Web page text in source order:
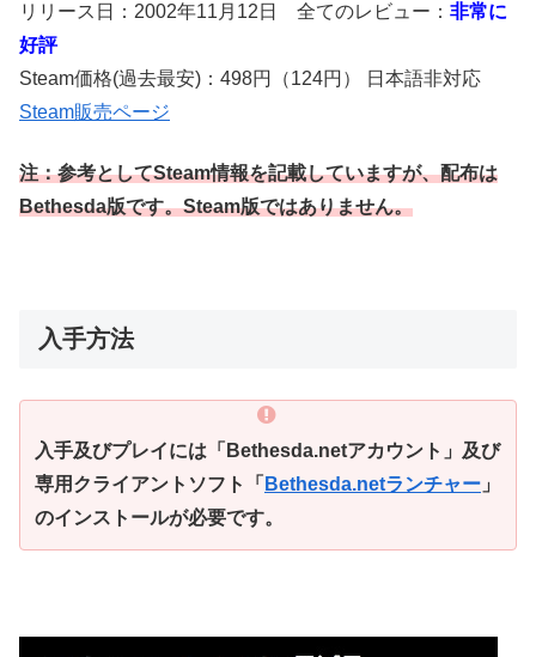
リリース日：2002年11月12日 全てのレビュー： 非常に
好評
Steam価格(過去最安)：498円（124円） 日本語非対応
Steam販売ページ
注：参考としてSteam情報を記載していますが、配布は
Bethesda版です。Steam版ではありません。
入手方法
入手及びプレイには「Bethesda.netアカウント」及び
専用クライアントソフト「 Bethesda.netランチャー 」
のインストールが必要です。